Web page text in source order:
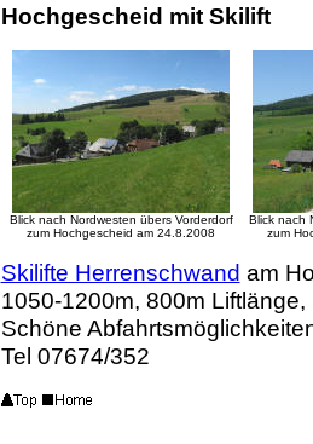
Hochgescheid mit Skilift
Blick nach Nordwesten übers Vorderdorf
zum Hochgescheid am 24.8.2008
Blick nach
zum
Skilifte Herrenschwand am
1050-1200m, 800m
Schöne
Tel 07674/352